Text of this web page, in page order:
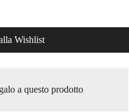
Wishlist
a questo prodotto